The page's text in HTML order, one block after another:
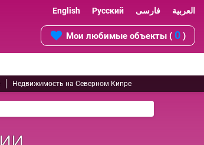
English Русский فارسی العربية
Мои любимые объекты ( 0 )
Недвижимость на Северном Кипре